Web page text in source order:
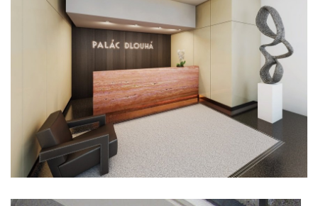
showroom elite bath karlín